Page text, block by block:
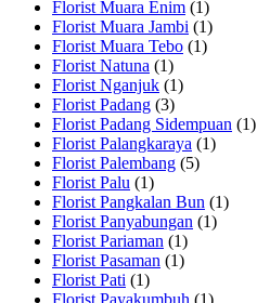
Florist Muara Enim (1)
Florist Muara Jambi (1)
Florist Muara Tebo (1)
Florist Natuna (1)
Florist Nganjuk (1)
Florist Padang (3)
Florist Padang Sidempuan (1)
Florist Palangkaraya (1)
Florist Palembang (5)
Florist Palu (1)
Florist Pangkalan Bun (1)
Florist Panyabungan (1)
Florist Pariaman (1)
Florist Pasaman (1)
Florist Pati (1)